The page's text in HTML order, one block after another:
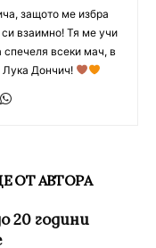
защото ме избра
взаимно! Тя ме учи
всеки мач, в
Лука Дончич!
ОТ АВТОРА
20 години